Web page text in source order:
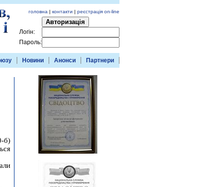
головна | контакти | реєстрація on-line
Авторизація
Логін:
Пароль:
Новини Анонси Партнери
б)